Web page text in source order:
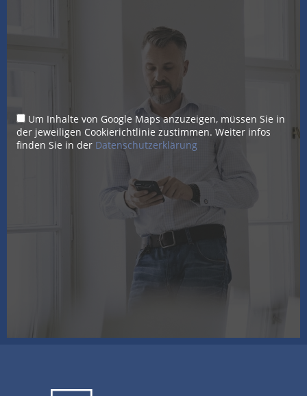
Um Inhalte von Google Maps anzuzeigen, müssen Sie in
der jeweiligen Cookierichtlinie zustimmen. Weiter infos
finden Sie in der Datenschutzerklärung